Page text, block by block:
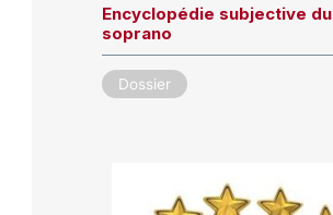
Encyclopédie subjective du
soprano
Dossier